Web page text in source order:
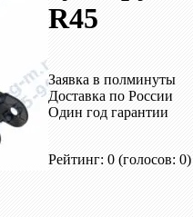
R45
Заявка в полминуты
Доставка по России
Один год гарантии
Рейтинг: 0 (голосов: 0)